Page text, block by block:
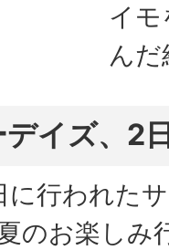
イ
ん
イズ、2
に行われた
のお楽しみ